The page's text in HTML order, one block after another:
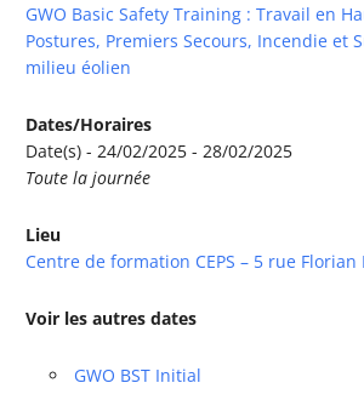
GWO Basic Safety Training : Travail en
Postures, Premiers Secours, Incendie et
milieu éolien
Dates/Horaires
Date(s) - 24/02/2025 - 28/02/2025
Toute la journée
Lieu
Centre de formation CEPS – 5 rue
Voir les autres dates
GWO BST Initial